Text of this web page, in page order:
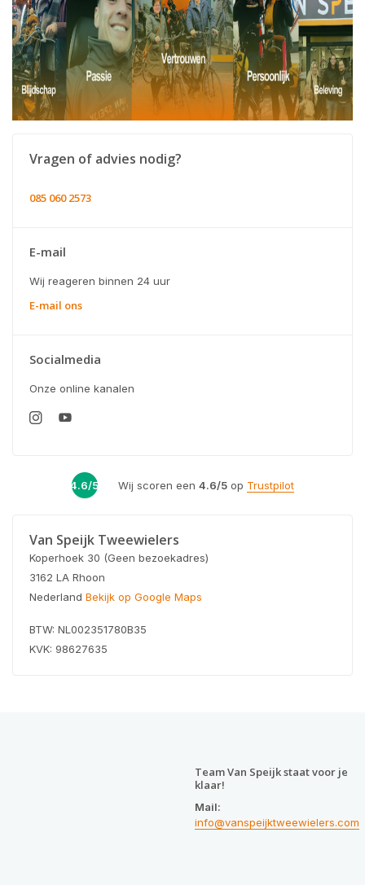
Vragen of advies nodig?
085 060 2573
E-mail
Wij reageren binnen 24 uur
E-mail ons
Socialmedia
Onze online kanalen
4.6/5 Wij scoren een 4.6/5op Trustpilot
Van Speijk Tweewielers
Koperhoek 30 (Geen bezoekadres)
3162 LA Rhoon
Nederland Bekijk op Google Maps
BTW: NL002351780B35
KVK: 98627635
Team Van Speijk staat voor je
klaar!
Mail:
info@vanspeijktweewielers.com